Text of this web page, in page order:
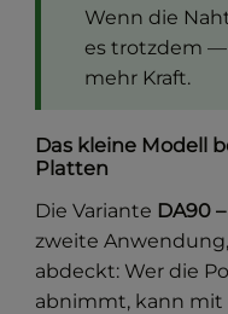
Wenn die
es trotzdem —
mehr Kraft.
Das kleine Modell
Platten
Die Variante DA90
zweite
abdeckt: Wer die
abnimmt, kann mit